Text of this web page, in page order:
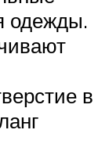
одежды.
в